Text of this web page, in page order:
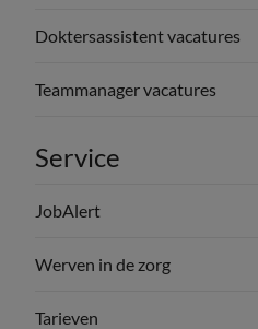
Doktersassistent vacatures
Teammanager vacatures
Service
JobAlert
Werven in de zorg
Tarieven